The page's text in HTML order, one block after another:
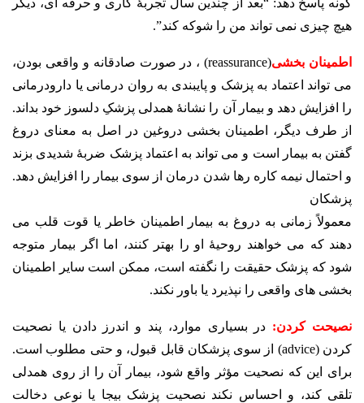
گونه پاسخ دهد: “بعد از چندین سال تجربۀ کاری و حرفه ای، دیگر
هیچ چیزی نمی تواند من را شوکه کند”.
اطمینان بخشی
(reassurance) ، در صورت صادقانه و واقعی بودن،
می تواند اعتماد به پزشک و پایبندی به روان درمانی یا دارودرمانی
را افزایش دهد و بیمار آن را نشانۀ همدلی پزشکِ دلسوز خود بداند.
از طرف دیگر، اطمینان بخشی دروغین در اصل به معنای دروغ
گفتن به بیمار است و می تواند به اعتماد پزشک ضربۀ شدیدی بزند
و احتمال نیمه کاره رها شدن درمان از سوی بیمار را افزایش دهد.
پزشکان
معمولاً زمانی به دروغ به بیمار اطمینان خاطر یا قوت قلب می
دهند که می خواهند روحیۀ او را بهتر کنند، اما اگر بیمار متوجه
شود که پزشک حقیقت را نگفته است، ممکن است سایر اطمینان
بخشی های واقعی را نپذیرد یا باور نکند.
نصیحت کردن: در بسیاری موارد، پند و اندرز دادن یا نصحیت
کردن (advice) از سوی پزشکان قابل قبول، و حتی مطلوب است.
برای این که نصحیت مؤثر واقع شود، بیمار آن را از روی همدلی
تلقی کند، و احساس نکند نصحیت پزشک بیجا یا نوعی دخالت